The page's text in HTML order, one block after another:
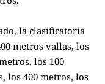
la clasificatoria
metros vallas, los
los 100
los 400 metros, los